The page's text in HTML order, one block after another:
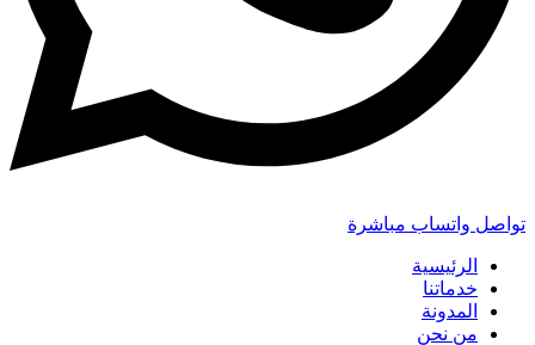
تواصل واتساب مباشرة
الرئيسية
خدماتنا
المدونة
من نحن